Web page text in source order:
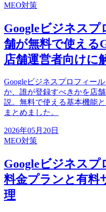
MEO対策
Googleビジネス
舗が無料で使える
店舗運営者向けに
Googleビジネスプロフィー
か、誰が登録すべきかを店
説。無料で使える基本機能
まとめました。
2026年05月20日
MEO対策
Googleビジネスプ
料金プランと有料
理